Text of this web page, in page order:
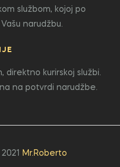
službom, kojoj po
narudžbu.
direktno kurirskoj službi.
na potvrdi narudžbe.
Mr.Roberto